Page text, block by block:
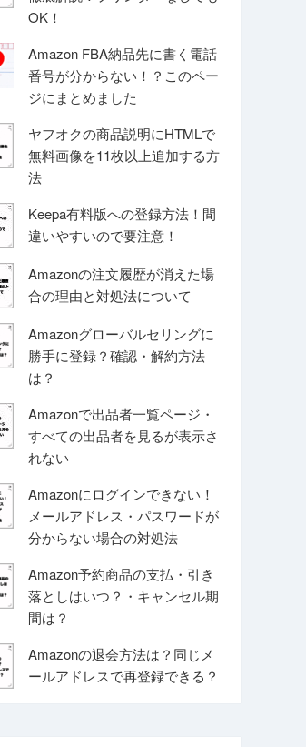
OK！
Amazon FBA納品先に書く電話
番号が分からない！？このペー
ジにまとめました
ヤフオクの商品説明にHTMLで
無料画像を11枚以上追加する方
法
Keepa有料版への登録方法！間
違いやすいので要注意！
Amazonの注文履歴が消えた場
合の理由と対処法について
Amazonグローバルセリングに
勝手に登録？確認・解約方法
は？
Amazonで出品者一覧ページ・
すべての出品者を見るが表示さ
れない
Amazonにログインできない！
メールアドレス・パスワードが
分からない場合の対処法
Amazon予約商品の支払・引き
落としはいつ？・キャンセル期
間は？
Amazonの退会方法は？同じメ
ールアドレスで再登録できる？